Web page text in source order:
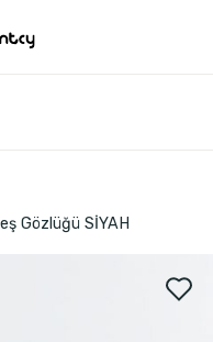
Gözlüğü SİYAH